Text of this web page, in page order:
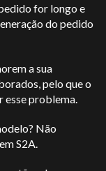
for longo e
do pedido
a sua
pelo que o
esse problema.
Não
S2A.